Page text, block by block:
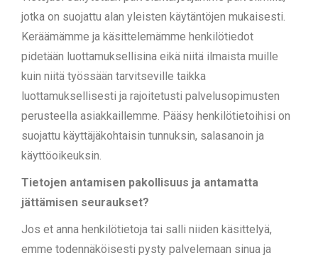
jotka on suojattu alan yleisten käytäntöjen mukaisesti.
Keräämämme ja käsittelemämme henkilötiedot
pidetään luottamuksellisina eikä niitä ilmaista muille
kuin niitä työssään tarvitseville taikka
luottamuksellisesti ja rajoitetusti palvelusopimusten
perusteella asiakkaillemme. Pääsy henkilötietoihisi on
suojattu käyttäjäkohtaisin tunnuksin, salasanoin ja
käyttöoikeuksin.
Tietojen antamisen pakollisuus ja antamatta
jättämisen seuraukset?
Jos et anna henkilötietoja tai salli niiden käsittelyä,
emme todennäköisesti pysty palvelemaan sinua ja